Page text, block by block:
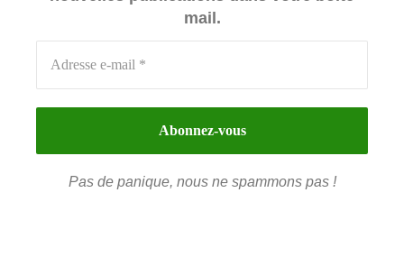
mail.
Pas de panique, nous ne spammons pas !